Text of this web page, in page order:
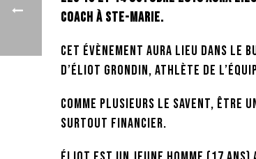
Coach à Ste-Marie.
Cet évènement aura lieu dans le
d’Éliot Grondin, athlète de
Comme plusieurs le savent, être
surtout financier.